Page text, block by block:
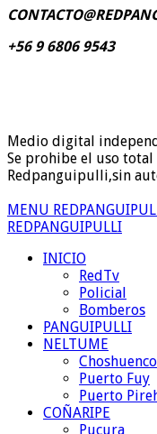
+56 9 6806 9543
Medio digital
Se prohibe el uso
Redpanguipulli,sin
MENU
REDPANGUIPULLI
INICIO
RedTv
Policial
Bomberos
PANGUIPULLI
NELTUME
Choshuenco
Puerto Fuy
Puerto
COÑARIPE
Pucura